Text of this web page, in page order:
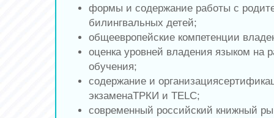
формы и содержание работы с
билингвальных детей;
общеевропейские компетенции
оценка уровней владения языком на
обучения;
содержание и
экзаменаТРКИ и TELC;
современный российский книжный